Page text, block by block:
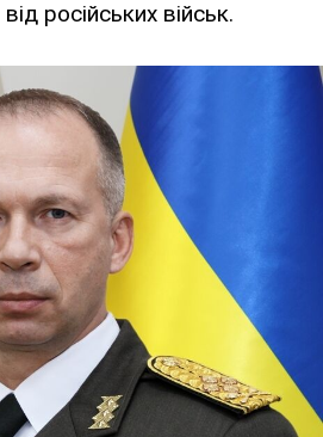
російських військ.